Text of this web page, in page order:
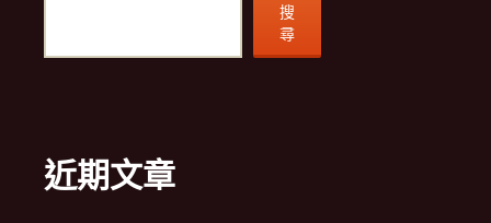
搜
尋
近期文章